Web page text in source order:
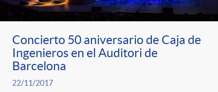
Concierto 50 aniversario de Caja de
Ingenieros en el Auditori de
Barcelona
22/11/2017